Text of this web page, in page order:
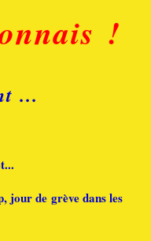
!
...
jour de grève dans les